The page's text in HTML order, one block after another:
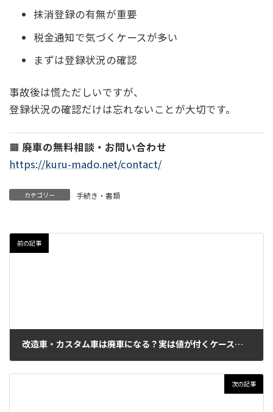
抹消登録の有無が重要
税金通知で気づくケースが多い
まずは登録状況の確認
事故後は慌ただしいですが、
登録状況の確認だけは忘れないことが大切です。
🟧 廃車の無料相談・お問い合わせ
https://kuru-mado.net/contact/
カテゴリー 手続き・書類
前の記事
改造車・カスタム車は廃車になる？実は値が付くケースが多い理由
次の記事